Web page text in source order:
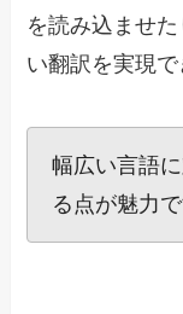
を読み込ませ
い翻訳を実現で
幅広い言語
る点が魅力で